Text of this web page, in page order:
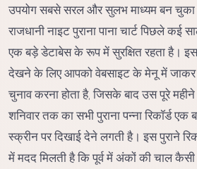
उपयोग सबसे सरल और सुलभ माध्यम बन चुका
राजधानी नाइट पुराना पाना चार्ट पिछले कई
एक बड़े डेटाबेस के रूप में सुरक्षित रहता है। इस
देखने के लिए आपको वेबसाइट के मेनू में जाकर
चुनाव करना होता है, जिसके बाद उस पूरे
शनिवार तक का सभी पुराना पन्ना रिकॉर्ड
स्क्रीन पर दिखाई देने लगती है। इस पुराने
में मदद मिलती है कि पूर्व में अंकों की चाल